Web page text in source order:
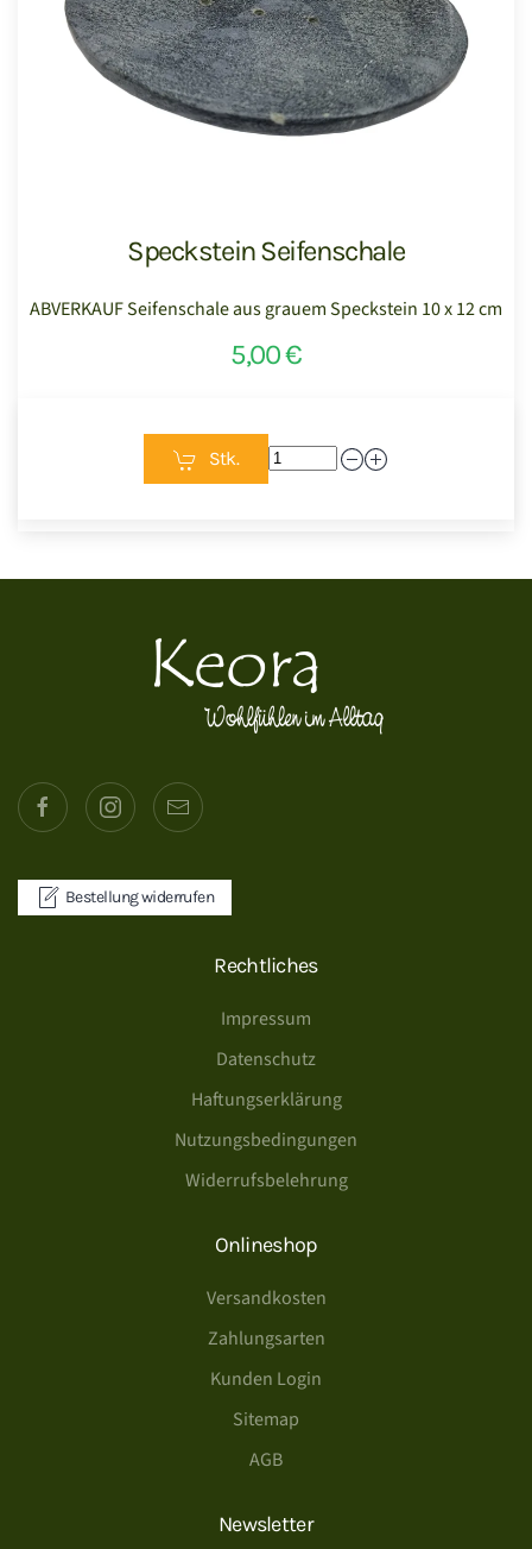
Speckstein Seifenschale
ABVERKAUF Seifenschale aus grauem Speckstein 10 x 12 cm
5,00 €
Stk.
Bestellung widerrufen
Rechtliches
Impressum
Datenschutz
Haftungserklärung
Nutzungsbedingungen
Widerrufsbelehrung
Onlineshop
Versandkosten
Zahlungsarten
Kunden Login
Sitemap
AGB
Newsletter